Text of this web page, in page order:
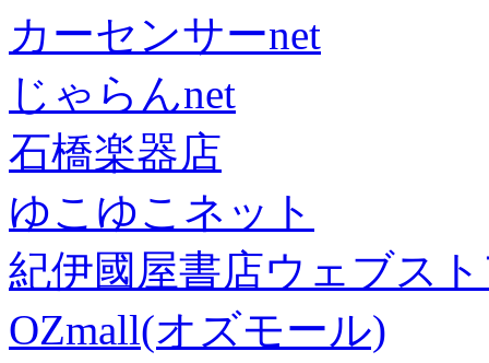
カーセンサーnet
じゃらんnet
石橋楽器店
ゆこゆこネット
紀伊國屋書店ウェブス
OZmall(オズモール)